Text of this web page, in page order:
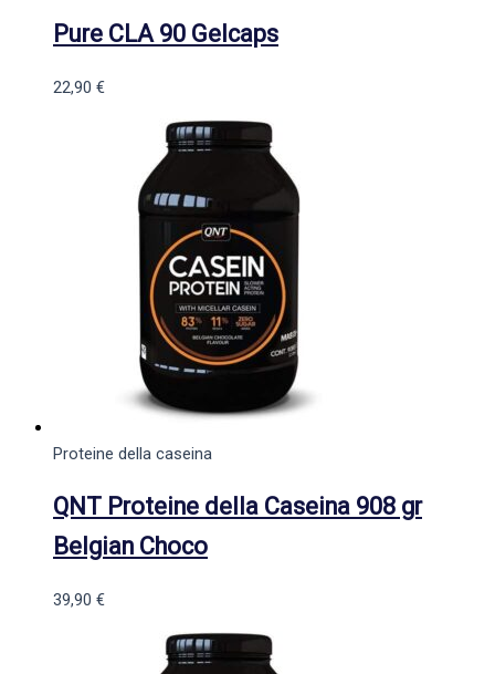
Pure CLA 90 Gelcaps
22,90 €
Proteine della caseina
QNT Proteine della Caseina 908 gr
Belgian Choco
39,90 €